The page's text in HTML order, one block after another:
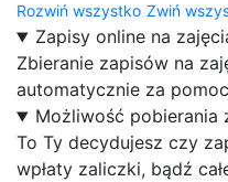
Rozwiń wszystko Zwiń
Zapisy online na
Zbieranie zapisów na
automatycznie za
Możliwość pobierania
To Ty decydujesz czy
wpłaty zaliczki, bądź